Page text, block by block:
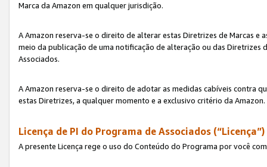
Marca da Amazon em qualquer jurisdição.
A Amazon reserva-se o direito de alterar estas Diretrizes de Marcas e
meio da publicação de uma notificação de alteração ou das Diretrizes
Associados.
A Amazon reserva-se o direito de adotar as medidas cabíveis contra
estas Diretrizes, a qualquer momento e a exclusivo critério da Amazon.
Licença de PI do Programa de Associados (“Licença”)
A presente Licença rege o uso do Conteúdo do Programa por você